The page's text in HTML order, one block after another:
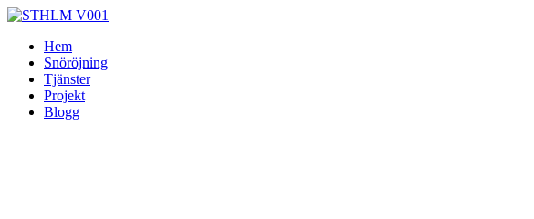
Skip
contentHem
Snöröjning
Tjänster
Projekt
Blogg